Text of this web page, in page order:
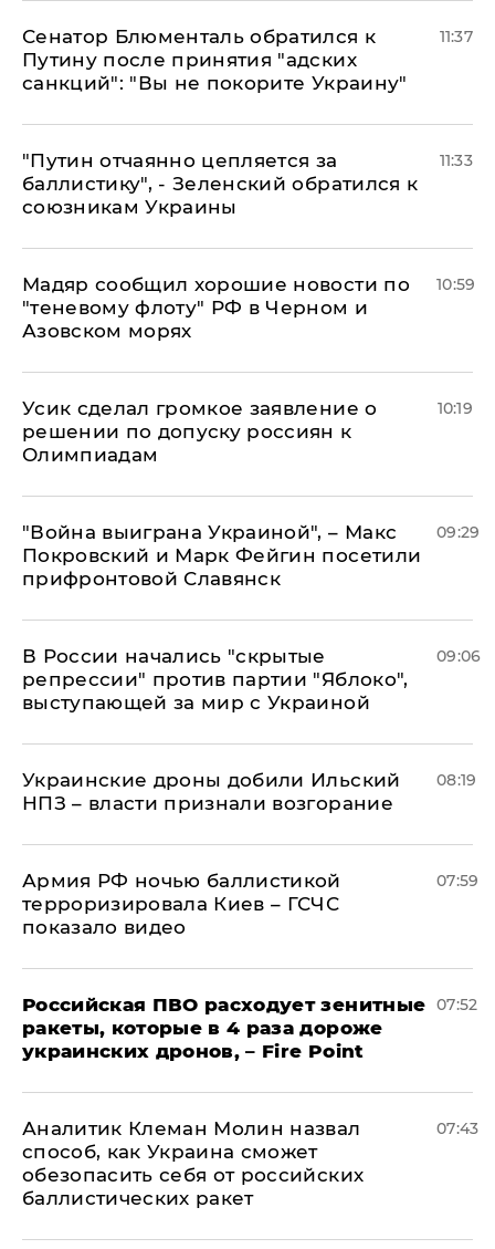
Сенатор Блюменталь обратился к
Путину после принятия "адских
санкций": "Вы не покорите Украину"
11:37
"Путин отчаянно цепляется за
баллистику", - Зеленский обратился к
союзникам Украины
11:33
Мадяр сообщил хорошие новости по
"теневому флоту" РФ в Черном и
Азовском морях
10:59
Усик сделал громкое заявление о
решении по допуску россиян к
Олимпиадам
10:19
"Война выиграна Украиной", – Макс
Покровский и Марк Фейгин посетили
прифронтовой Славянск
09:29
В России начались "скрытые
репрессии" против партии "Яблоко",
выступающей за мир с Украиной
09:06
Украинские дроны добили Ильский
НПЗ – власти признали возгорание
08:19
Армия РФ ночью баллистикой
терроризировала Киев – ГСЧС
показало видео
07:59
Российская ПВО расходует зенитные
ракеты, которые в 4 раза дороже
украинских дронов, – Fire Point
07:52
Аналитик Клеман Молин назвал
способ, как Украина сможет
обезопасить себя от российских
баллистических ракет
07:43